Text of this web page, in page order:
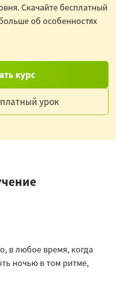
Скачайте бесплатный
об особенностях
курс
урок
в любое время, когда
ночью в том ритме,